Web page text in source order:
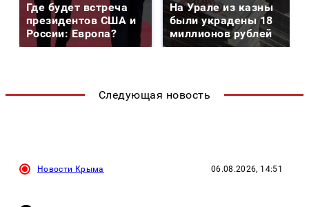
Где будет встреча
президентов США и
России: Европа?
На Урале из казны
были украдены 18
миллионов рублей
Следующая новость
Новости Крыма 06.08.2026, 14:51